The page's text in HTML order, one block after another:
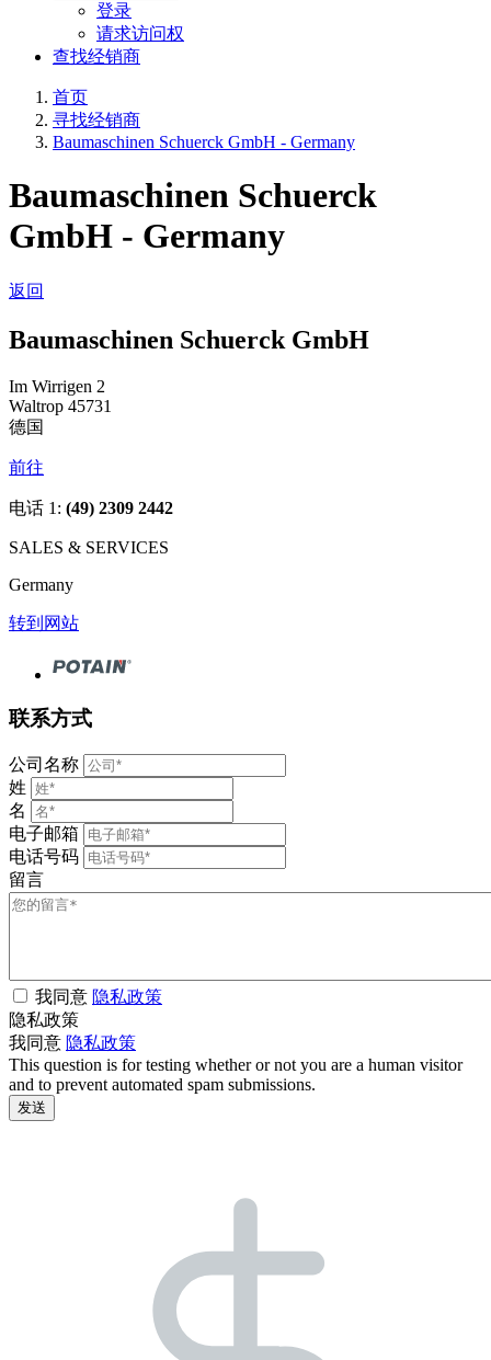
登录
请求访问权
查找经销商
首页
寻找经销商
Baumaschinen Schuerck GmbH - Germany
Baumaschinen Schuerck
GmbH - Germany
返回
Baumaschinen Schuerck GmbH
Im Wirrigen 2
Waltrop 45731
德国
前往
电话 1: (49) 2309 2442
SALES & SERVICES
Germany
转到网站
联系方式
公司名称
姓
名
电子邮箱
电话号码
留言
我同意 隐私政策
隐私政策
我同意 隐私政策
This question is for testing whether or not you are a human visitor
and to prevent automated spam submissions.